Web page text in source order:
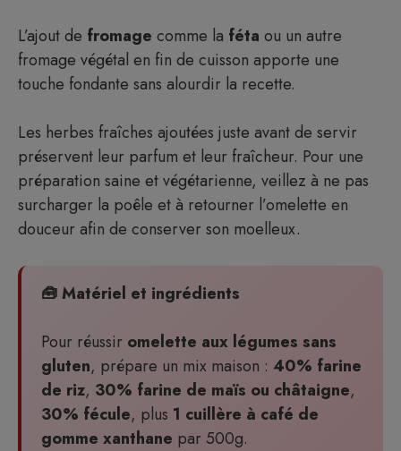
L’ajout de fromage comme la féta ou un autre
fromage végétal en fin de cuisson apporte une
touche fondante sans alourdir la recette.
Les herbes fraîches ajoutées juste avant de servir
préservent leur parfum et leur fraîcheur. Pour une
préparation saine et végétarienne, veillez à ne pas
surcharger la poêle et à retourner l’omelette en
douceur afin de conserver son moelleux.
🧰 Matériel et ingrédients
Pour réussir omelette aux légumes sans
gluten, prépare un mix maison : 40% farine
de riz, 30% farine de maïs ou châtaigne,
30% fécule, plus 1 cuillère à café de
gomme xanthane par 500g.